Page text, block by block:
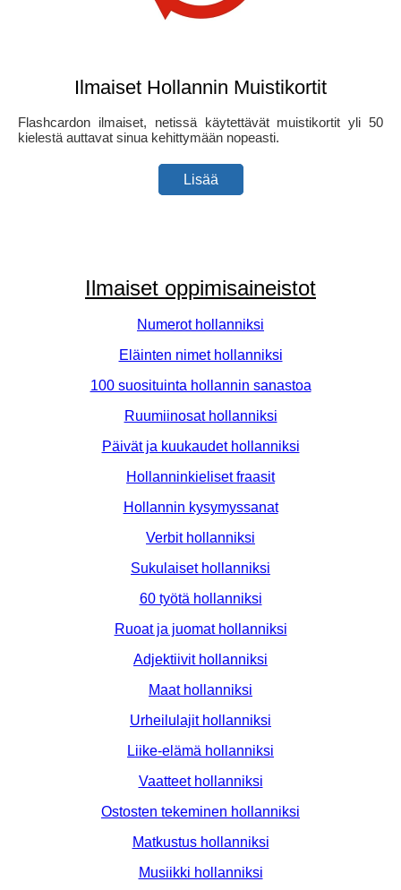
Ilmaiset Hollannin Muistikortit
Flashcardon ilmaiset, netissä käytettävät muistikortit yli 50
kielestä auttavat sinua kehittymään nopeasti.
Lisää
Ilmaiset oppimisaineistot
Numerot hollanniksi
Eläinten nimet hollanniksi
100 suosituinta hollannin sanastoa
Ruumiinosat hollanniksi
Päivät ja kuukaudet hollanniksi
Hollanninkieliset fraasit
Hollannin kysymyssanat
Verbit hollanniksi
Sukulaiset hollanniksi
60 työtä hollanniksi
Ruoat ja juomat hollanniksi
Adjektiivit hollanniksi
Maat hollanniksi
Urheilulajit hollanniksi
Liike-elämä hollanniksi
Vaatteet hollanniksi
Ostosten tekeminen hollanniksi
Matkustus hollanniksi
Musiikki hollanniksi